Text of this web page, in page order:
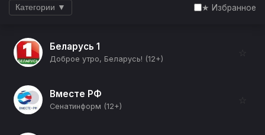
Категории ▼ ★ Избранное
Беларусь 1
Доброе утро, Беларусь! (12+)
☆
Вместе РФ
Сенатинформ (12+)
☆